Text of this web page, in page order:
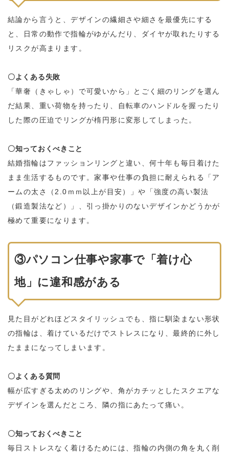
結論から言うと、デザインの繊細さや細さを最優先にする
と、日常の動作で指輪がゆがんだり、ダイヤが取れたりする
リスクが高まります。
〇よくある失敗
「華奢（きゃしゃ）で可愛いから」とごく細のリングを選ん
だ結果、重い荷物を持ったり、自転車のハンドルを握ったり
した際の圧迫でリングが楕円形に変形してしまった。
〇知っておくべきこと
結婚指輪はファッションリングと違い、何十年も毎日着けた
まま生活するものです。家事や仕事の負担に耐えられる「ア
ームの太さ（2.0ｍｍ以上が目安）」や「強度の高い製法
（鍛造製法など）」、引っ掛かりのないデザインかどうかが
極めて重要になります。
③パソコン仕事や家事で「着け心
地」に違和感がある
見た目がどれほどスタイリッシュでも、指に馴染まない形状
の指輪は、着けているだけでストレスになり、最終的に外し
たままになってしまいます。
〇よくある質問
幅が広すぎる太めのリングや、角がカチッとしたスクエアな
デザインを選んだところ、隣の指にあたって痛い。
〇知っておくべきこと
毎日ストレスなく着けるためには、指輪の内側の角を丸く削